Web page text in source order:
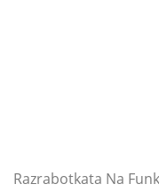
Razrabotkata Na